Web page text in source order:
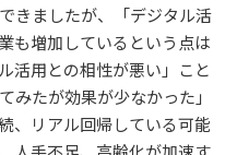
きましたが、「デジタル活
も増加しているという点は
活用との相性が悪い」こと
みたが効果が少なかった」
、リアル回帰している可能